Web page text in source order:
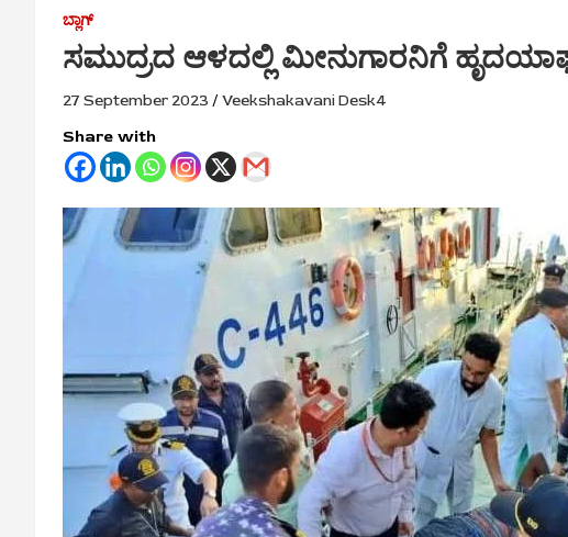
ಬ್ಲಾಗ್
ಸಮುದ್ರದ ಆಳದಲ್ಲಿ ಮೀನುಗಾರನಿಗೆ
27 September 2023 Veekshakavani Desk4
Share with